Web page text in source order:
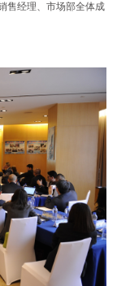
售经理、市场部全体成